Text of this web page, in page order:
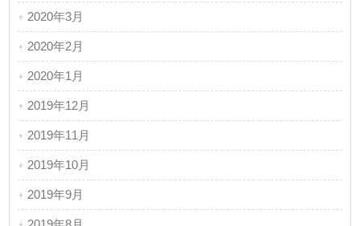
2020年3月
2020年2月
2020年1月
2019年12月
2019年11月
2019年10月
2019年9月